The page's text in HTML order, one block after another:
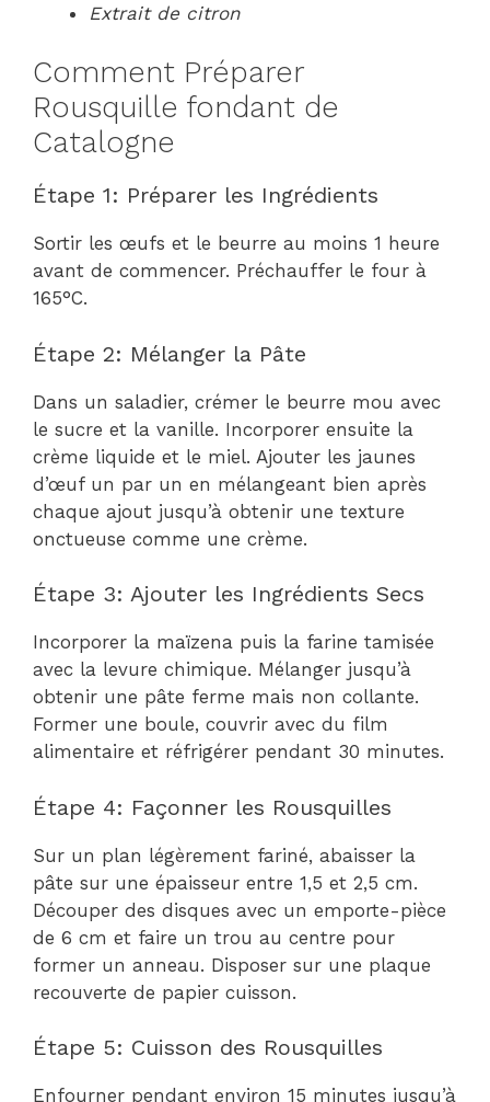
Extrait de citron
Comment Préparer
Rousquille fondant de
Catalogne
Étape 1: Préparer les Ingrédients
Sortir les œufs et le beurre au moins 1 heure
avant de commencer. Préchauffer le four à
165°C.
Étape 2: Mélanger la Pâte
Dans un saladier, crémer le beurre mou avec
le sucre et la vanille. Incorporer ensuite la
crème liquide et le miel. Ajouter les jaunes
d’œuf un par un en mélangeant bien après
chaque ajout jusqu’à obtenir une texture
onctueuse comme une crème.
Étape 3: Ajouter les Ingrédients Secs
Incorporer la maïzena puis la farine tamisée
avec la levure chimique. Mélanger jusqu’à
obtenir une pâte ferme mais non collante.
Former une boule, couvrir avec du film
alimentaire et réfrigérer pendant 30 minutes.
Étape 4: Façonner les Rousquilles
Sur un plan légèrement fariné, abaisser la
pâte sur une épaisseur entre 1,5 et 2,5 cm.
Découper des disques avec un emporte-pièce
de 6 cm et faire un trou au centre pour
former un anneau. Disposer sur une plaque
recouverte de papier cuisson.
Étape 5: Cuisson des Rousquilles
Enfourner pendant environ 15 minutes jusqu’à